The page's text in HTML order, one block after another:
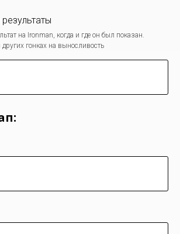
на Ironman, когда и где он был показан.
гонках на выносливость